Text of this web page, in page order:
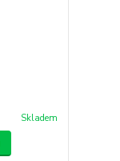
Skladem